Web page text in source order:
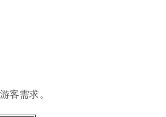
客需求。